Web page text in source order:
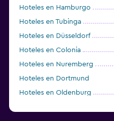
Hoteles en Hamburgo
Hoteles en Tubinga
Hoteles en Düsseldorf
Hoteles en Colonia
Hoteles en Nuremberg
Hoteles en Dortmund
Hoteles en Oldenburg